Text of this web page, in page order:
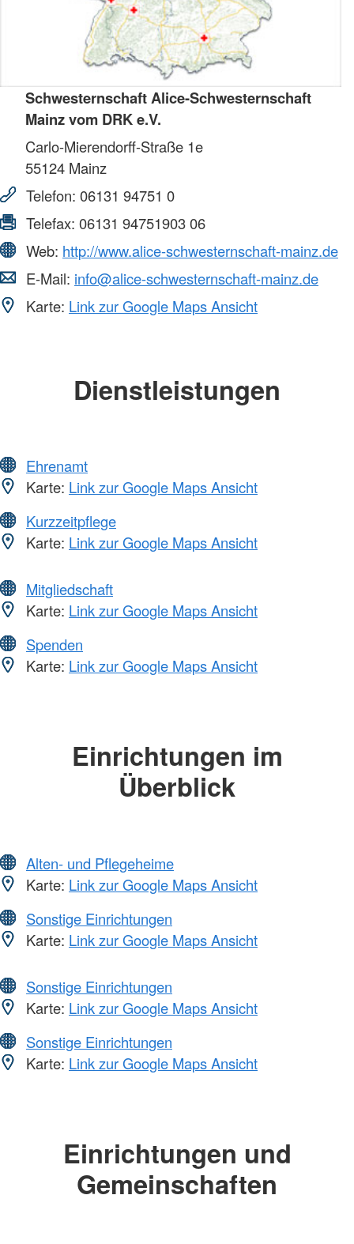
Schwesternschaft Alice-Schwesternschaft
Mainz vom DRK e.V.
Carlo-Mierendorff-Straße 1e
55124 Mainz
Telefon: 06131 94751 0
Telefax: 06131 94751903 06
Web: http://www.alice-schwesternschaft-mainz.de
E-Mail: info@alice-schwesternschaft-mainz.de
Karte: Link zur Google Maps Ansicht
Dienstleistungen
Ehrenamt
Karte: Link zur Google Maps Ansicht
Kurzzeitpflege
Karte: Link zur Google Maps Ansicht
Mitgliedschaft
Karte: Link zur Google Maps Ansicht
Spenden
Karte: Link zur Google Maps Ansicht
Einrichtungen im
Überblick
Alten- und Pflegeheime
Karte: Link zur Google Maps Ansicht
Sonstige Einrichtungen
Karte: Link zur Google Maps Ansicht
Sonstige Einrichtungen
Karte: Link zur Google Maps Ansicht
Sonstige Einrichtungen
Karte: Link zur Google Maps Ansicht
Einrichtungen und
Gemeinschaften